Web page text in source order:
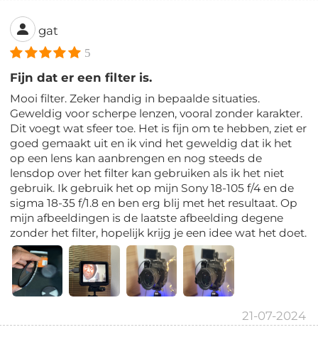
gat
5
Fijn dat er een filter is.
Mooi filter. Zeker handig in bepaalde situaties.
Geweldig voor scherpe lenzen, vooral zonder karakter.
Dit voegt wat sfeer toe. Het is fijn om te hebben, ziet er
goed gemaakt uit en ik vind het geweldig dat ik het
op een lens kan aanbrengen en nog steeds de
lensdop over het filter kan gebruiken als ik het niet
gebruik. Ik gebruik het op mijn Sony 18-105 f/4 en de
sigma 18-35 f/1.8 en ben erg blij met het resultaat. Op
mijn afbeeldingen is de laatste afbeelding degene
zonder het filter, hopelijk krijg je een idee wat het doet.
21-07-2024